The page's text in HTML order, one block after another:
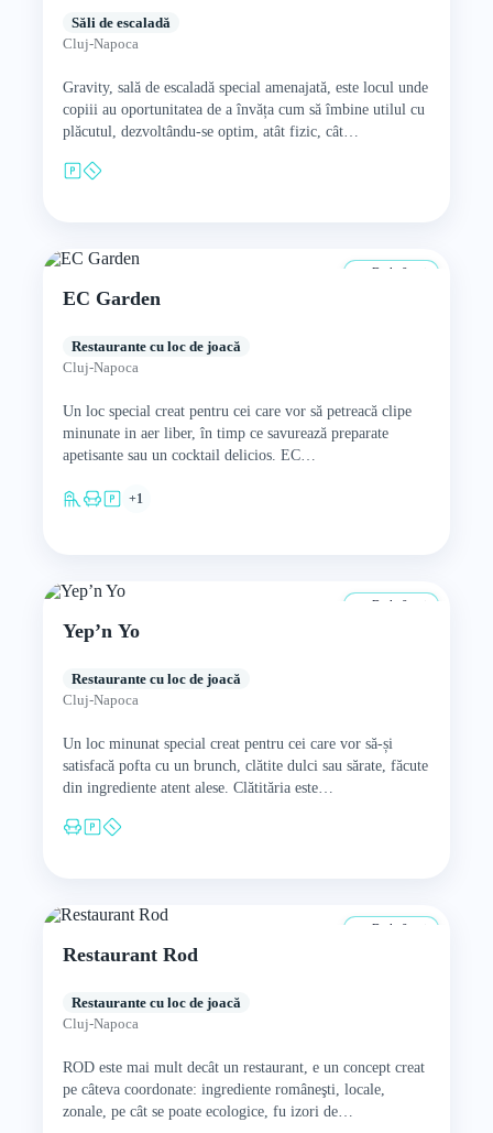
Săli de escaladă
Cluj-Napoca
Gravity, sală de escaladă special amenajată, este locul unde
copiii au oportunitatea de a învăța cum să îmbine utilul cu
plăcutul, dezvoltându-se optim, atât fizic, cât…
De la 0 ani
EC Garden
Restaurante cu loc de joacă
Cluj-Napoca
Un loc special creat pentru cei care vor să petreacă clipe
minunate in aer liber, în timp ce savurează preparate
apetisante sau un cocktail delicios. EC…
+1
De la 0 ani
Yep’n Yo
Restaurante cu loc de joacă
Cluj-Napoca
Un loc minunat special creat pentru cei care vor să-și
satisfacă pofta cu un brunch, clătite dulci sau sărate, făcute
din ingrediente atent alese. Clătităria este…
De la 0 ani
Restaurant Rod
Restaurante cu loc de joacă
Cluj-Napoca
ROD este mai mult decât un restaurant, e un concept creat
pe câteva coordonate: ingrediente româneşti, locale,
zonale, pe cât se poate ecologice, fu izori de…